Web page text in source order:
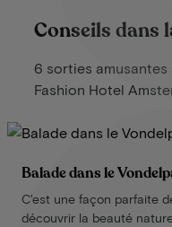
Conseils dans
6 sorties amusantes
Fashion Hotel
Balade dans le
C'est une façon parfaite
découvrir la beauté